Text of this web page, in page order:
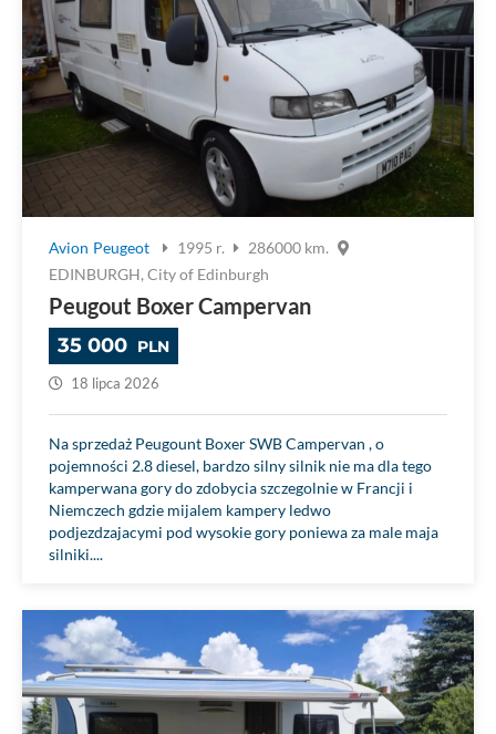
Avion Peugeot 1995 r.
286000 km.
EDINBURGH, City of Edinburgh
Peugout Boxer Campervan
35 000 PLN
18 lipca 2026
Na sprzedaż Peugount Boxer SWB Campervan , o
pojemności 2.8 diesel, bardzo silny silnik nie ma dla tego
kamperwana gory do zdobycia szczegolnie w Francji i
Niemczech gdzie mijalem kampery ledwo
podjezdzajacymi pod wysokie gory poniewa za male maja
silniki....